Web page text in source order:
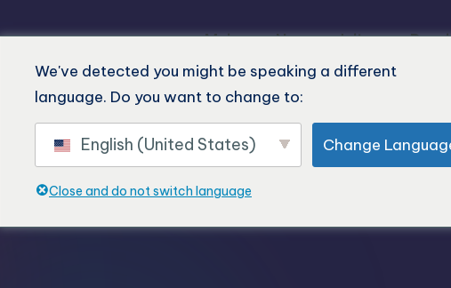
Maison Nos produits
We've detected you might be speaking a different
language. Do you want to change to:
English (United States) Change
Close and do not switch language